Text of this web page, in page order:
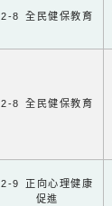
2-8 全民健保教育
2-8 全民健保教育
2-9 正向心理健康
促進